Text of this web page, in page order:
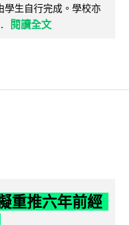
學生自行完成。學校亦
閱讀全文
重推六年前經